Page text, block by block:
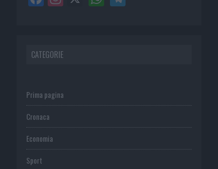
CATEGORIE
Prima pagina
Cronaca
Economia
Sport